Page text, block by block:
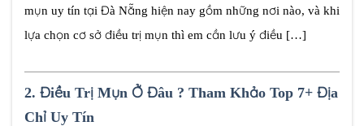
mụn uy tín tại Đà Nẵng hiện nay gồm những nơi nào, và khi
lựa chọn cơ sở điều trị mụn thì em cần lưu ý điều […]
2. Điều Trị Mụn Ở Đâu ? Tham Khảo Top 7+ Địa
Chỉ Uy Tín